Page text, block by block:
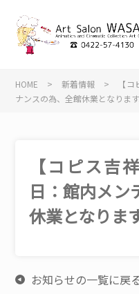
HOME > 新着情報 >
【
ナンスの為、全館休業となります
【コピス吉
日：館内メン
休業となります
お知らせの一覧に戻